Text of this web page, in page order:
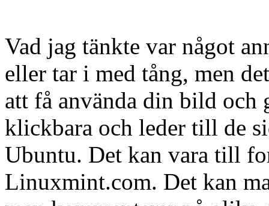
Vad jag tänkte var något
eller tar i med tång, men
att få använda din bild och
klickbara och leder till de
Ubuntu. Det kan vara till
Linuxmint.com. Det kan